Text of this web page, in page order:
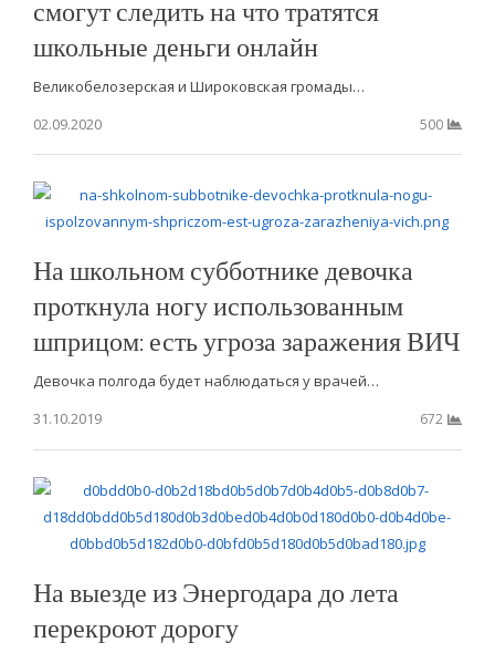
смогут следить на что тратятся
школьные деньги онлайн
Великобелозерская и Широковская громады…
02.09.2020
500
На школьном субботнике девочка
проткнула ногу использованным
шприцом: есть угроза заражения ВИЧ
Девочка полгода будет наблюдаться у врачей…
31.10.2019
672
На выезде из Энергодара до лета
перекроют дорогу